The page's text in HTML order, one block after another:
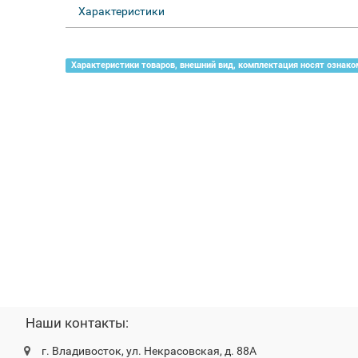
Характеристики
Характеристики товаров, внешний вид, комплектация носят
Наши контакты:
г. Владивосток, ул. Некрасовская, д. 88А